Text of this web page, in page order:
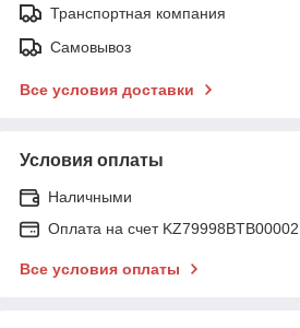
Транспортная компания
Самовывоз
Все условия доставки
Условия оплаты
Наличными
Оплата на счет
Все условия оплаты